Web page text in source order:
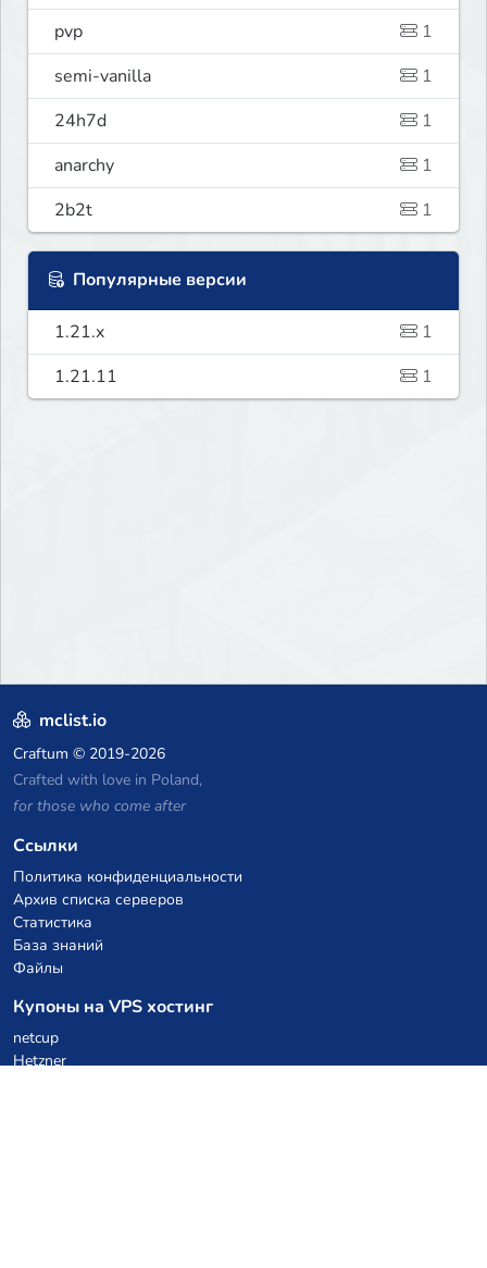
pvp
1
semi-vanilla
1
24h7d
1
anarchy
1
2b2t
1
Популярные версии
1.21.x
1
1.21.11
1
mclist.io
Craftum © 2019-2026
Crafted with love in Poland,
for those who come after
Ссылки
Политика конфиденциальности
Архив списка серверов
Статистика
База знаний
Файлы
Купоны на VPS хостинг
netcup
Hetzner